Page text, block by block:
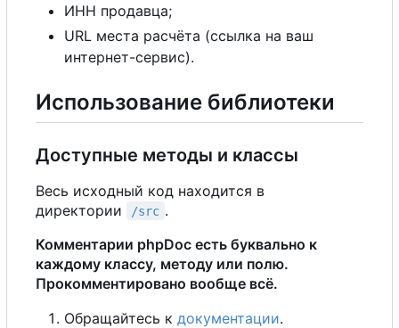
ИНН продавца;
URL места расчёта (ссылка на ваш
интернет-сервис).
Использование библиотеки
Доступные методы и классы
Весь исходный код находится в
директории
/src .
Комментарии phpDoc есть буквально к
каждому классу, методу или полю.
Прокомментировано вообще всё.
Обращайтесь к документации.